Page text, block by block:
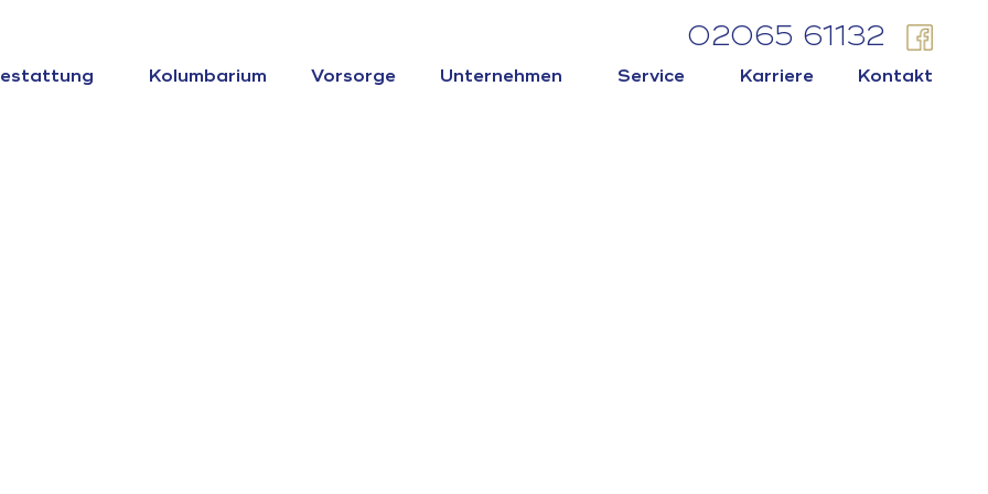
02065 61132
Kolumbarium Vorsorge Unternehmen Service Karriere Kontakt